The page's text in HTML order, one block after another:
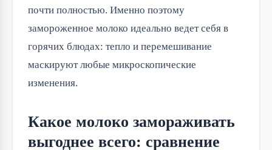
почти полностью. Именно поэтому
замороженное молоко идеально ведет себя в
горячих блюдах: тепло и перемешивание
маскируют любые микроскопические
изменения.
Какое молоко замораживать
выгоднее всего: сравнение